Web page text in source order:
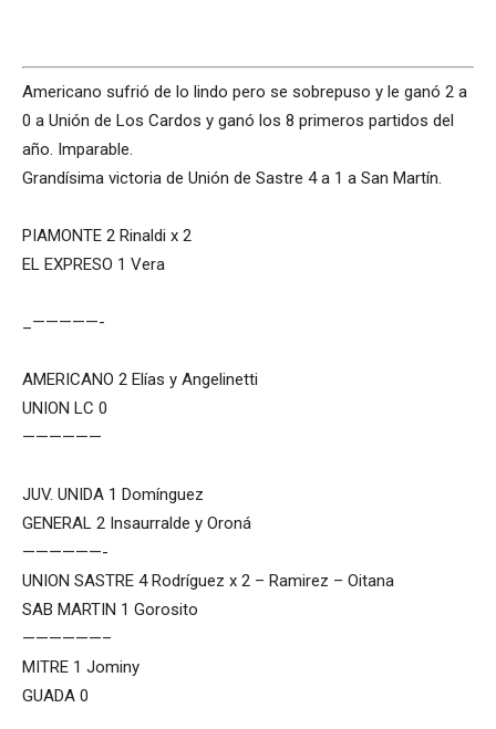
Americano sufrió de lo lindo pero se sobrepuso y le ganó 2 a
0 a Unión de Los Cardos y ganó los 8 primeros partidos del
año. Imparable.
Grandísima victoria de Unión de Sastre 4 a 1 a San Martín.
PIAMONTE 2 Rinaldi x 2
EL EXPRESO 1 Vera
_—————-
AMERICANO 2 Elías y Angelinetti
UNION LC 0
——————
JUV. UNIDA 1 Domínguez
GENERAL 2 Insaurralde y Oroná
——————-
UNION SASTRE 4 Rodríguez x 2 – Ramirez – Oitana
SAB MARTIN 1 Gorosito
——————–
MITRE 1 Jominy
GUADA 0